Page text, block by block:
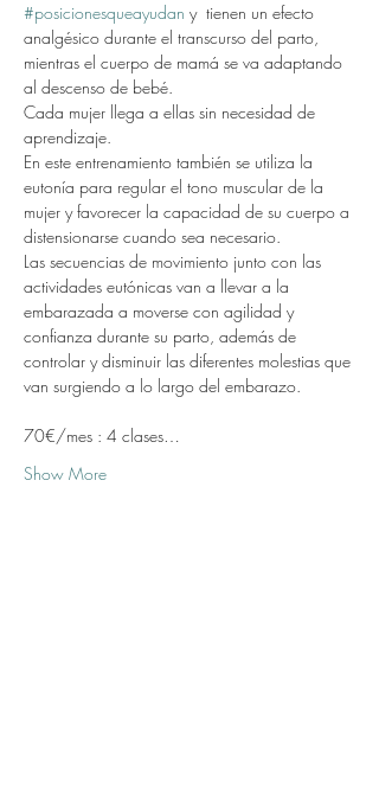
#posicionesqueayudan y  tienen un efecto
analgésico durante el transcurso del parto,
mientras el cuerpo de mamá se va adaptando
al descenso de bebé.
Cada mujer llega a ellas sin necesidad de
aprendizaje.
En este entrenamiento también se utiliza la
eutonía para regular el tono muscular de la
mujer y favorecer la capacidad de su cuerpo a
distensionarse cuando sea necesario.
Las secuencias de movimiento junto con las
actividades eutónicas van a llevar a la
embarazada a moverse con agilidad y
confianza durante su parto, además de
controlar y disminuir las diferentes molestias que
van surgiendo a lo largo del embarazo.
70€/mes : 4 clases…
Show More